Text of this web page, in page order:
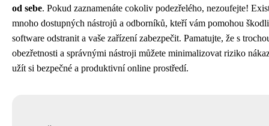
od sebe. Pokud zaznamenáte cokoliv podezřelého, nezoufejte!
mnoho dostupných nástrojů a odborníků, kteří vám pomohou
software odstranit a vaše zařízení zabezpečit. Pamatujte, že s
obezřetnosti a správnými nástroji můžete minimalizovat riziko
užít si bezpečné a produktivní online prostředí.